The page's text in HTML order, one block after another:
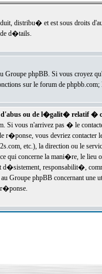
distribu� et est sous droits
d�tails.
phpBB. Si vous croyez
sur le forum de
d'abus ou de l�galit� relatif �
Si vous n'arrivez pas � le
r�ponse, vous devriez
etc.), la direction ou le
qui concerne la mani�re, le
responsabilit�,
Groupe phpBB concernant une